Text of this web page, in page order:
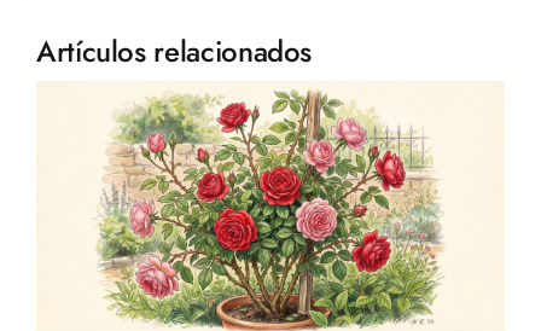
Artículos relacionados